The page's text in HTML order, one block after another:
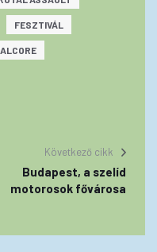
FESZTIVÁL
Következő cikk
Budapest, a szelíd
motorosok fővárosa